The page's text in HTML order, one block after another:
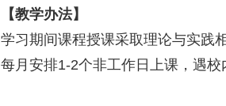
【教学办法】
学习期间课程授课采取理论与实践
每月安排1-2个非工作日上课，遇